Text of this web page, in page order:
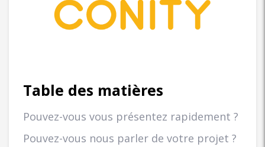
Table des matières
Pouvez-vous vous présentez rapidement ?
Pouvez-vous nous parler de votre projet ?